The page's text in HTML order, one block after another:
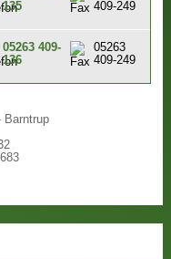
135
409-249
05263 409-
136
05263
409-249
Barntrup